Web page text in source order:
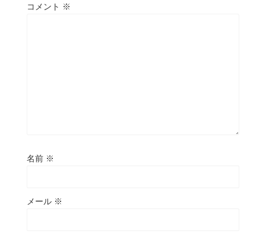
コメント ※
名前 ※
メール ※